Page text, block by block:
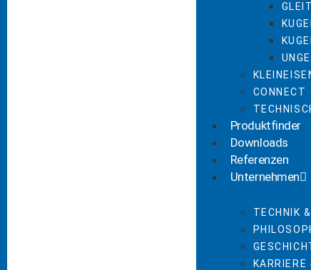
CONNECT
Produktfinder
Downloads
Referenzen
Unternehmen
TECHNIK
KARRIERE